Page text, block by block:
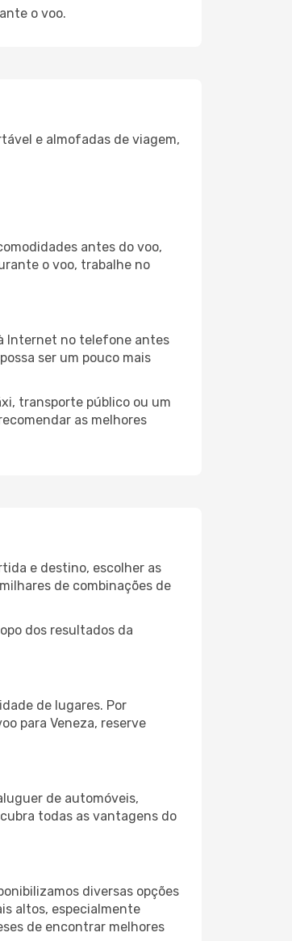
o voo.
e almofadas de viagem,
antes do voo,
o voo, trabalhe no
Internet no telefone antes
ser um pouco mais
transporte público ou um
as melhores
e destino, escolher as
de combinações de
dos resultados da
de lugares. Por
para Veneza, reserve
de automóveis,
todas as vantagens do
diversas opções
altos, especialmente
de encontrar melhores